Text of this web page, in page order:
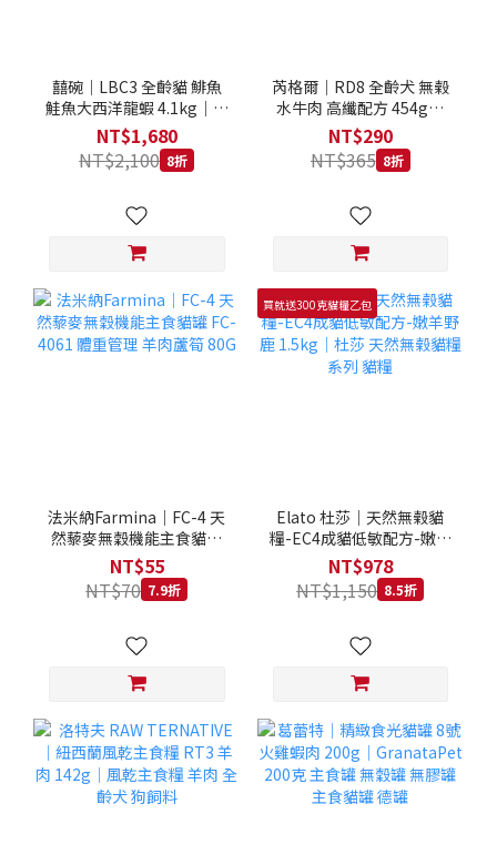
囍碗｜LBC3 全齡貓 鯡魚
鮭魚大西洋龍蝦 4.1kg｜加
拿大 Loveabowl 天然無穀
糧 4.1公斤 成貓 無穀貓飼
料
NT$1,680
NT$2,100 8折
芮格爾｜RD8 全齡犬 無榖
水牛肉 高纖配方 454g｜
REGAL 天然犬糧 狗飼料
NT$290
NT$365 8折
法米納Farmina｜FC-4 天
然藜麥無穀機能主食貓罐
FC-4061 體重管理 羊肉蘆
筍 80G
NT$55
NT$70 7.9折
買就送300克貓糧乙包
Elato 杜莎｜天然無榖貓
糧-EC4成貓低敏配方-嫩羊
野鹿 1.5kg｜杜莎 天然無
榖貓糧系列 貓糧
NT$978
NT$1,150 8.5折